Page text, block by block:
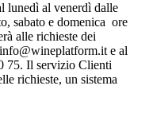
lunedì al venerdì dalle
sabato e domenica ore
alle richieste dei
e al
75. Il servizio Clienti
richieste, un sistema